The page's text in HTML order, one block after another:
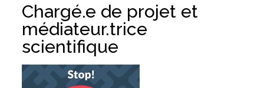
Chargé.e de projet et
médiateur.trice
scientifique